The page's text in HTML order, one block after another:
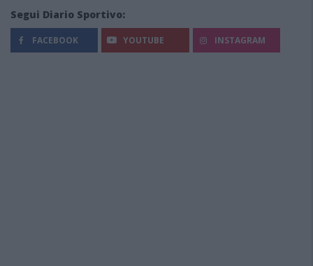
Segui Diario Sportivo:
FACEBOOK YOUTUBE INSTAGRAM